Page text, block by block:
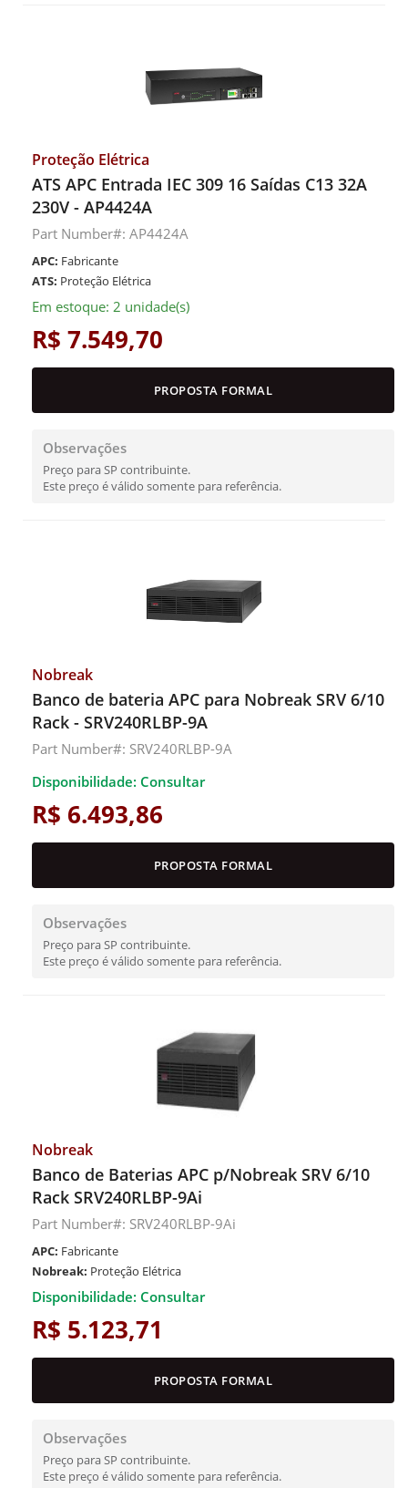
Proteção Elétrica
ATS APC Entrada IEC 309 16 Saídas C13 32A
230V - AP4424A
Part Number#: AP4424A
APC: Fabricante
ATS: Proteção Elétrica
Em estoque: 2 unidade(s)
R$ 7.549,70
PROPOSTA FORMAL
Observações
Preço para SP contribuinte.
Este preço é válido somente para referência.
Nobreak
Banco de bateria APC para Nobreak SRV 6/10
Rack - SRV240RLBP-9A
Part Number#: SRV240RLBP-9A
Disponibilidade: Consultar
R$ 6.493,86
PROPOSTA FORMAL
Observações
Preço para SP contribuinte.
Este preço é válido somente para referência.
Nobreak
Banco de Baterias APC p/Nobreak SRV 6/10
Rack SRV240RLBP-9Ai
Part Number#: SRV240RLBP-9Ai
APC: Fabricante
Nobreak: Proteção Elétrica
Disponibilidade: Consultar
R$ 5.123,71
PROPOSTA FORMAL
Observações
Preço para SP contribuinte.
Este preço é válido somente para referência.